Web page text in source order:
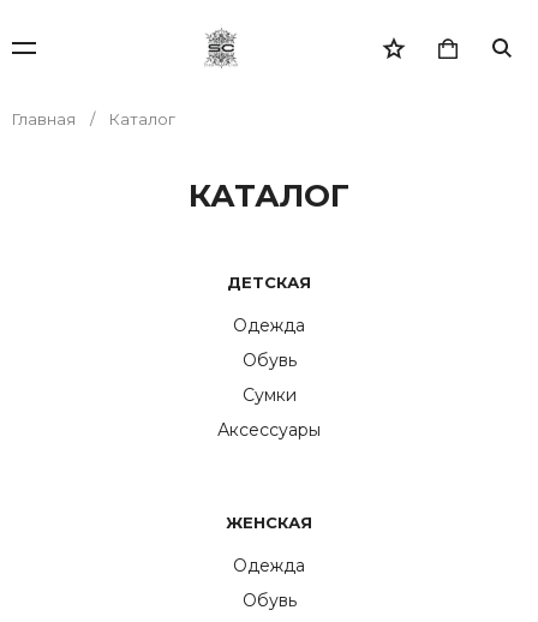
Главная Каталог
КАТАЛОГ
ДЕТСКАЯ
Одежда
Обувь
Сумки
Аксессуары
ЖЕНСКАЯ
Одежда
Обувь